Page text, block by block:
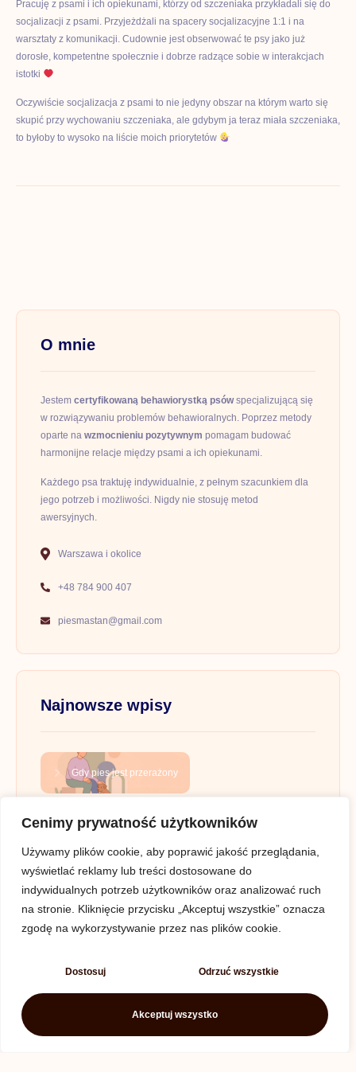
Cenimy prywatność użytkowników
Używamy plików cookie, aby poprawić jakość przeglądania,
wyświetlać reklamy lub treści dostosowane do
indywidualnych potrzeb użytkowników oraz analizować ruch
na stronie. Kliknięcie przycisku „Akceptuj wszystkie” oznacza
zgodę na wykorzystywanie przez nas plików cookie.
Dostosuj Odrzuć wszystkie
Akceptuj wszystko
Pracuję z psami i ich opiekunami, którzy od szczeniaka przykładali się do
socjalizacji z psami. Przyjeżdżali na spacery socjalizacyjne 1:1 i na
warsztaty z komunikacji. Cudownie jest obserwować te psy jako już
dorosłe, kompetentne społecznie i dobrze radzące sobie w interakcjach
istotki
Oczywiście socjalizacja z psami to nie jedyny obszar na którym warto się
skupić przy wychowaniu szczeniaka, ale gdybym ja teraz miała szczeniaka,
to byłoby to wysoko na liście moich priorytetów
O mnie
Jestem certyfikowaną behawiorystką psówspecjalizującą się
w rozwiązywaniu problemów behawioralnych. Poprzez metody
oparte na wzmocnieniu pozytywnym pomagam budować
harmonijne relacje między psami a ich opiekunami.
Każdego psa traktuję indywidualnie, z pełnym szacunkiem dla
jego potrzeb i możliwości. Nigdy nie stosuję metod
awersyjnych.
Warszawa i okolice
+48 784 900 407
piesmastan@gmail.com
Najnowsze wpisy
Gdy pies jest przerażony
Stopniowe oswajanie psa z podróżą
Spacer pełen sinusoid
Sprawdź moje social media